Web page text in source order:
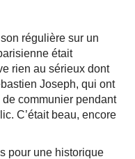
régulière sur un
était
rien au sérieux dont
Joseph, qui ont
communier pendant
C’était beau, encore
pour une historique